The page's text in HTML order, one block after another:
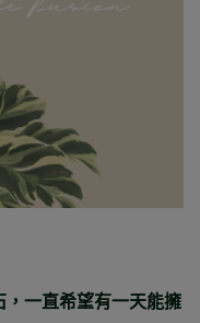
一直希望有一天能擁